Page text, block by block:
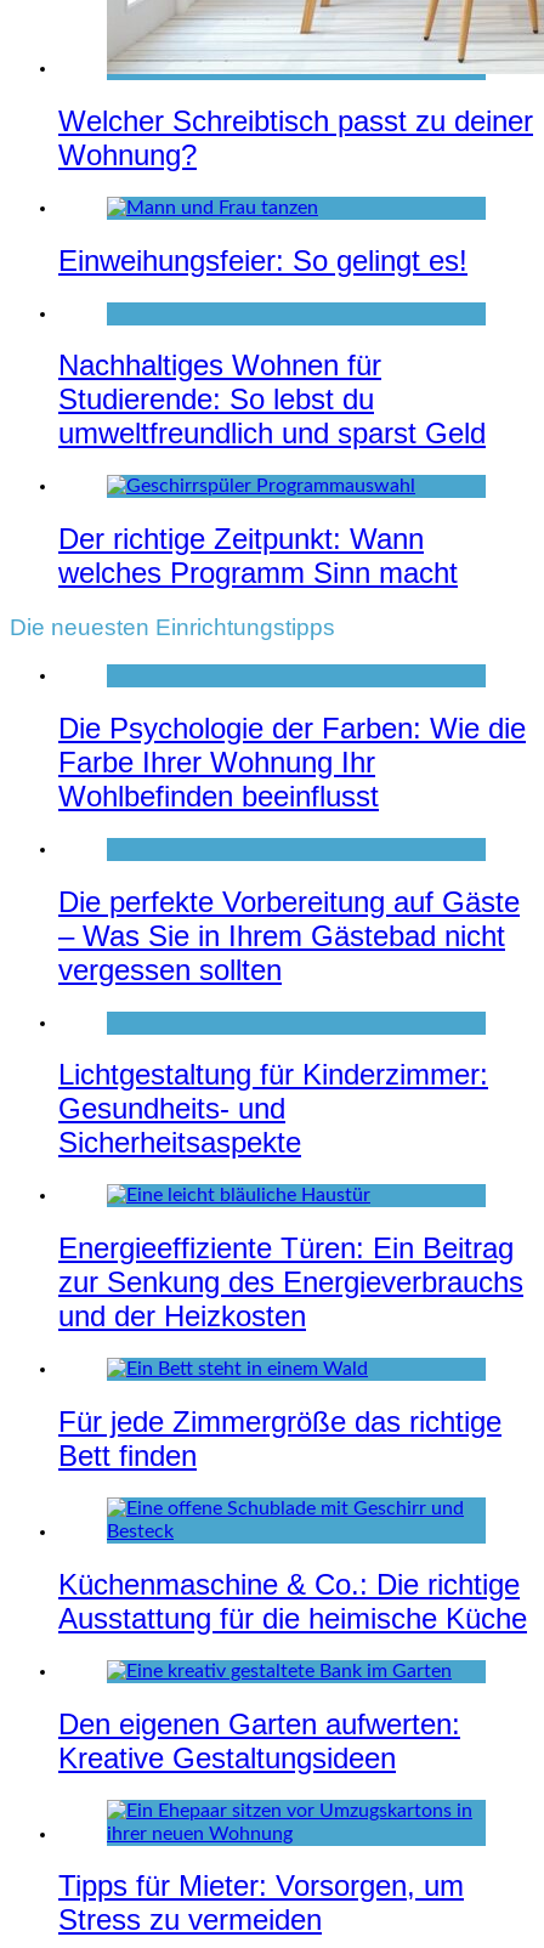
Welcher Schreibtisch passt zu deiner
Wohnung?
Einweihungsfeier: So gelingt es!
Nachhaltiges Wohnen für
Studierende: So lebst du
umweltfreundlich und sparst Geld
Der richtige Zeitpunkt: Wann
welches Programm Sinn macht
Die neuesten Einrichtungstipps
Die Psychologie der Farben: Wie die
Farbe Ihrer Wohnung Ihr
Wohlbefinden beeinflusst
Die perfekte Vorbereitung auf Gäste
– Was Sie in Ihrem Gästebad nicht
vergessen sollten
Lichtgestaltung für Kinderzimmer:
Gesundheits- und
Sicherheitsaspekte
Energieeffiziente Türen: Ein Beitrag
zur Senkung des Energieverbrauchs
und der Heizkosten
Für jede Zimmergröße das richtige
Bett finden
Küchenmaschine & Co.: Die richtige
Ausstattung für die heimische Küche
Den eigenen Garten aufwerten:
Kreative Gestaltungsideen
Tipps für Mieter: Vorsorgen, um
Stress zu vermeiden